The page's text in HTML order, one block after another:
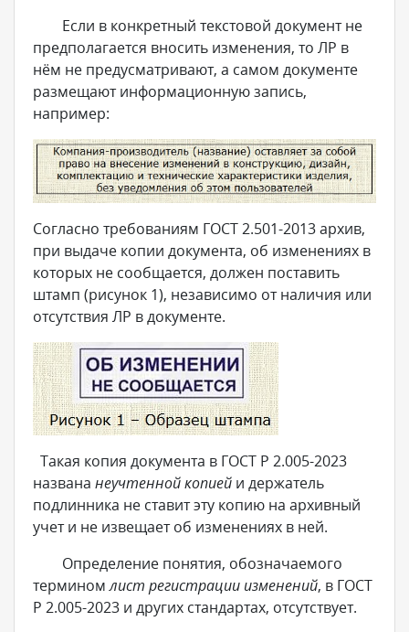
Если в конкретный текстовой документ не
предполагается вносить изменения, то ЛР в
нём не предусматривают, а самом документе
размещают информационную запись,
например:
Согласно требованиям ГОСТ 2.501-2013 архив,
при выдаче копии документа, об изменениях в
которых не сообщается, должен поставить
штамп (рисунок 1), независимо от наличия или
отсутствия ЛР в документе.
Такая копия документа в ГОСТ Р 2.005-2023
названа неучтенной копией и держатель
подлинника не ставит эту копию на архивный
учет и не извещает об изменениях в ней.
Определение понятия, обозначаемого
терминомлист регистрации изменений, в ГОСТ
Р 2.005-2023 и других стандартах, отсутствует.